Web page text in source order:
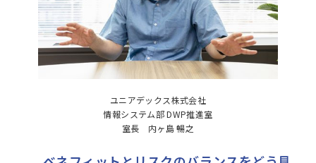
ユニアデックス株式会社
情報システム部 DWP推進室
室長 内ヶ島 暢之